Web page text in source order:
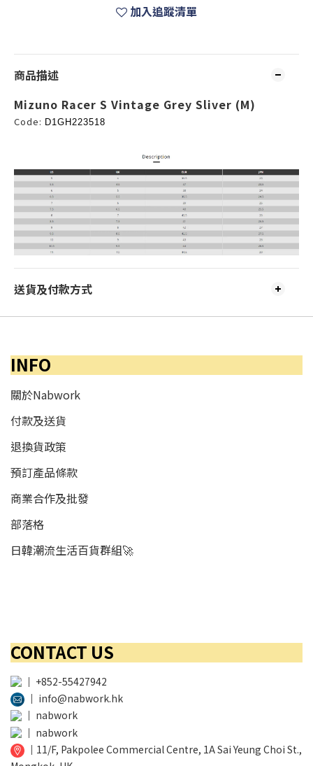
加入追蹤清單
商品描述
Mizuno Racer S Vintage Grey Sliver (M)
Code: D1GH223518
送貨及付款方式
INFO
關於Nabwork
付款及送貨
退換貨政策
預訂產品條款
商業合作及批發
部落格
日韓潮流生活百貨群組🚀
CONTACT US
│ +852-55427942
│ info@nabwork.hk
│ nabwork
│ nabwork
│ 11/F, Pakpolee Commercial Centre, 1A Sai Yeung Choi St.,